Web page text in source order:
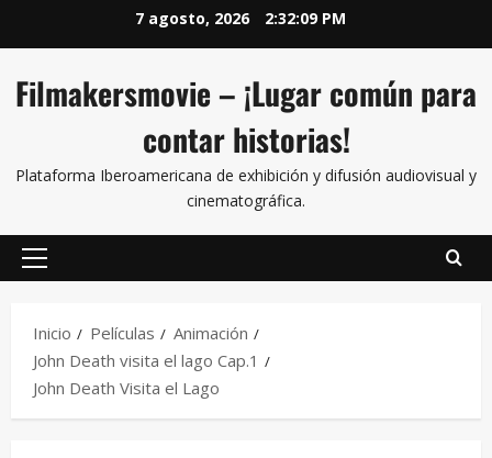
7 agosto, 2026 2:32:10 PM
Filmakersmovie – ¡Lugar común para
contar historias!
Plataforma Iberoamericana de exhibición y difusión audiovisual y
cinematográfica.
Inicio Películas
Animación
John Death visita el lago Cap.1
John Death Visita el Lago